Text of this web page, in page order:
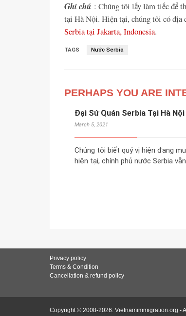
Ghi chú : Chúng tôi lấy làm tiếc để
tại Hà Nội. Hiện tại, chúng tôi có địa
Serbia tại Jakarta, Indonesia.
TAGS Nước Serbia
PERHAPS YOU ARE
Đại Sứ Quán Serbia Tại Hà Nội
March 5, 2021
Chúng tôi biết quý vị hiện đang
hiện tại, chính phủ nước Serbia
Privacy policy
Terms & Condition
Cancellation & refund policy
Copyright © 2008-2026. Vietnamimmigration.org -